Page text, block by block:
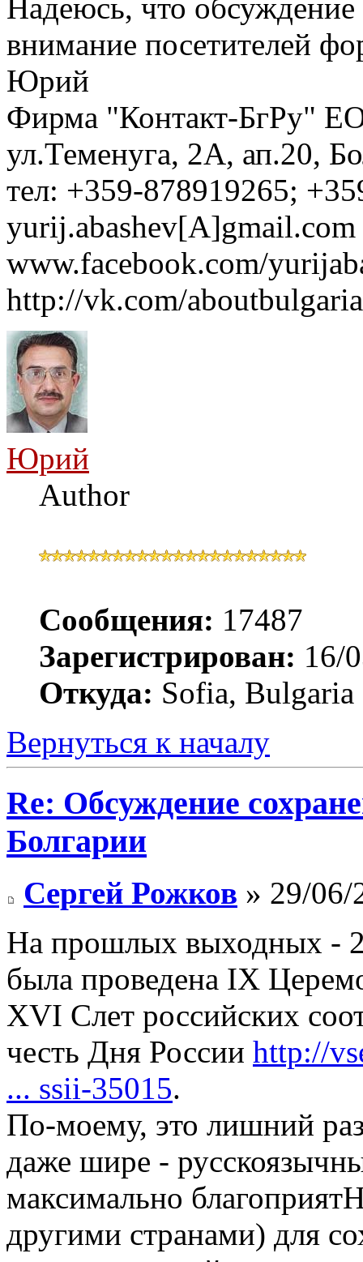
Надеюсь, что
внимание посетителей
Юрий
Фирма "Контакт-БгРу"
ул.Теменуга, 2А, ап.20,
тел: +359-878919265;
yurij.abashev[A]gmail.com
www.facebook.com/
http://vk.com/aboutbulgaria
Юрий
Author
Сообщения: 17487
Зарегистрирован: 16/
Откуда: Sofia, Bulgaria
Вернуться к началу
Re: Обсуждение
Болгарии
Сергей Рожков » 29/06/
На прошлых выходных -
была проведена IX
XVI Слет российских
честь Дня России http://
... ssii-35015.
По-моему, это лишний
даже шире -
максимально
другими странами) для